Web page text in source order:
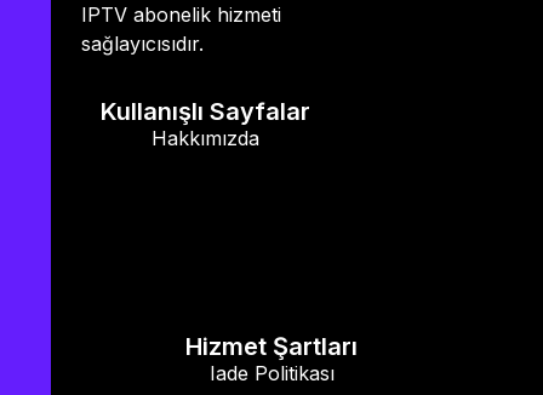
IPTV abonelik hizmeti
sağlayıcısıdır.
Kullanışlı Sayfalar
Hakkımızda
Hizmet Şartları
Iade Politikası